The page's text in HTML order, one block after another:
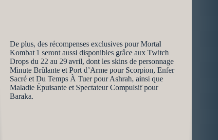
De plus, des récompenses exclusives pour Mortal
Kombat 1 seront aussi disponibles grâce aux Twitch
Drops du 22 au 29 avril, dont les skins de personnage
Minute Brûlante et Port d’Arme pour Scorpion, Enfer
Sacré et Du Temps À Tuer pour Ashrah, ainsi que
Maladie Épuisante et Spectateur Compulsif pour
Baraka.